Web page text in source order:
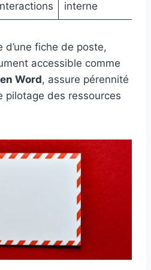
interne
fiche de poste,
accessible comme
Word, assure pérennité
pilotage des ressources